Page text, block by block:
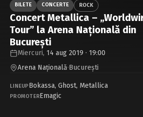
BILETE
CONCERTE ROCK
Concert Metallica –
Tour” la Arena Naţională din
Bucureşti
Miercuri, 14 aug 2019 · 19:00
Arena Naţională·Bucureşti
LINEUPBokassa, Ghost, Metallica
PROMOTEREmagic